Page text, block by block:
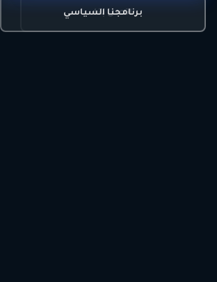
برنامجنا السياسي
اتصل بنا